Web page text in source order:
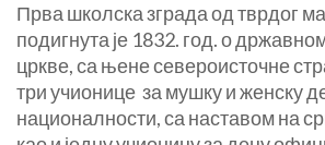
Прва школска зграда од тврдог
подигнута је 1832. год. о
цркве, са њене североисточне
три учионице за мушку и женску
националности, са наставом на